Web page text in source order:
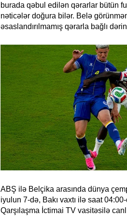
burada qəbul edilən qərarlar bütün
nəticələr doğura bilər. Belə
əsaslandırılmamış qərarla bağlı
ABŞ ilə Belçika arasında dünya
iyulun 7-də, Bakı vaxtı ilə saat
Qarşılaşma İctimai TV vasitəsilə